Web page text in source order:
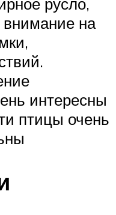
внимание на
интересны
птицы очень